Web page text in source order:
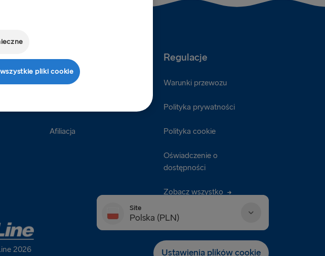
Partnerzy Regulacje
Business Traveller
Afiliacja
Warunki przewozu
Polityka prywatności
Polityka cookie
Oświadczenie o
dostępności
Zobacz wszystko
2026
Site
Polska (PLN)
Danmark (DKK)
Ustawienia plików cookie
pliki cookie